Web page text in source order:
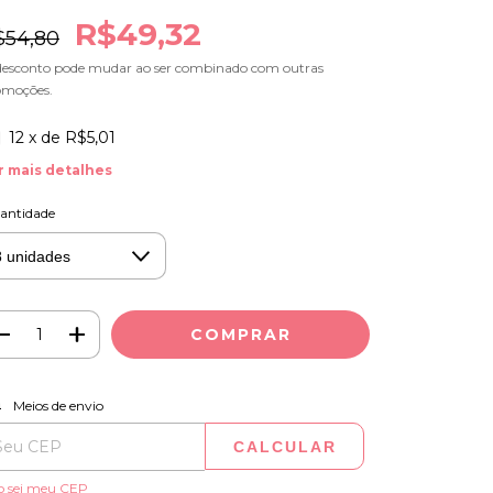
R$49,32
pode mudar ao ser combinado com outras
12 x de R$5,01
mais detalhes
para o CEP:
Meios de envio
CALCULAR
sei meu CEP